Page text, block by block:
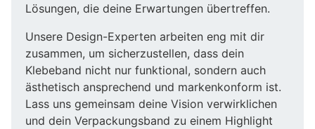
Lösungen, die deine Erwartungen übertreffen.
Unsere Design-Experten arbeiten eng mit dir
zusammen, um sicherzustellen, dass dein
Klebeband nicht nur funktional, sondern auch
ästhetisch ansprechend und markenkonform ist.
Lass uns gemeinsam deine Vision verwirklichen
und dein Verpackungsband zu einem Highlight